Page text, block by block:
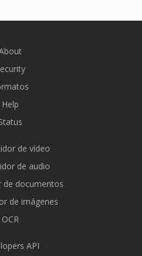
Help
de vídeo
de audio
de documentos
de imágenes
OCR
API